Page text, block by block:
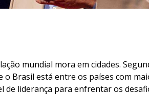
mundial mora em cidades.
Brasil está entre os países com
de liderança para enfrentar os